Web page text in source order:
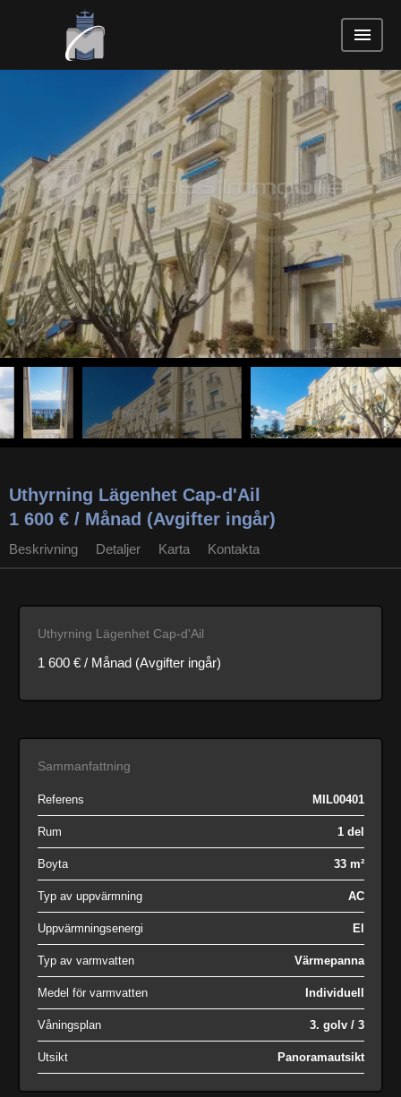
Uthyrning Lägenhet Cap-d'Ail
1 600 € / Månad (Avgifter ingår)
Beskrivning Detaljer Karta Kontakta
Uthyrning Lägenhet Cap-d'Ail
1 600 € / Månad (Avgifter ingår)
Sammanfattning
Referens MIL00401
Rum 1 del
Boyta 33 m²
Typ av uppvärmning AC
Uppvärmningsenergi El
Typ av varmvatten Värmepanna
Medel för varmvatten Individuell
Våningsplan 3. golv / 3
Utsikt Panoramautsikt